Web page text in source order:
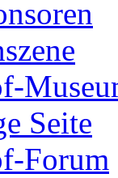
Seite
Forum